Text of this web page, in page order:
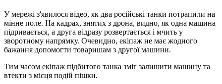
У мережі з'явилося відео, як два російські танки потрапили на
мінне поле. На кадрах, знятих з дрона, видно, як одна машина
підривається, а друга відразу розвертається і мчить у
зворотному напрямку. Очевидно, екіпаж не має жодного
бажання допомогти товаришам з другої машини.
Тим часом екіпаж підбитого танка зміг залишити машину та
втекти з місця подій пішки.